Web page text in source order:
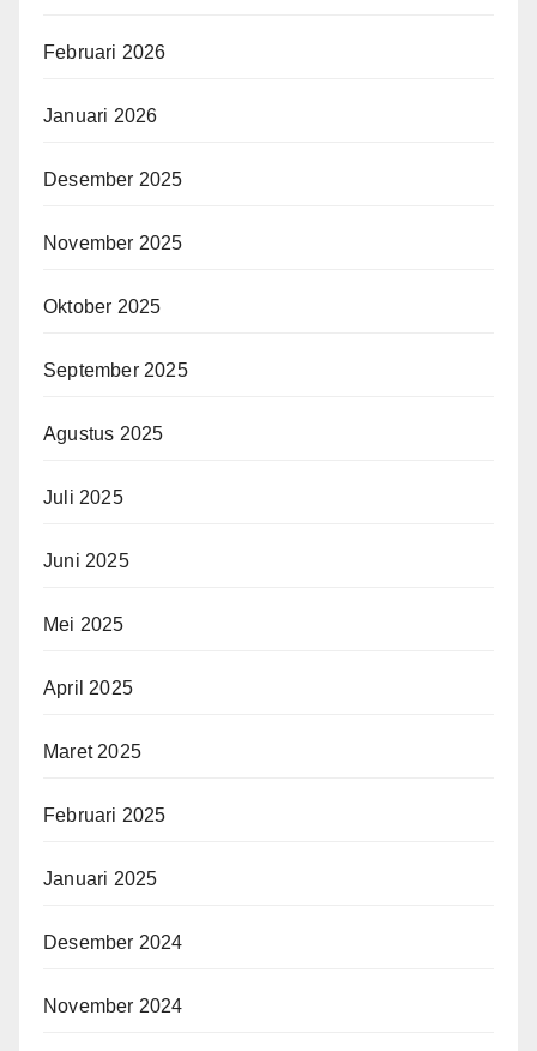
Februari 2026
Januari 2026
Desember 2025
November 2025
Oktober 2025
September 2025
Agustus 2025
Juli 2025
Juni 2025
Mei 2025
April 2025
Maret 2025
Februari 2025
Januari 2025
Desember 2024
November 2024